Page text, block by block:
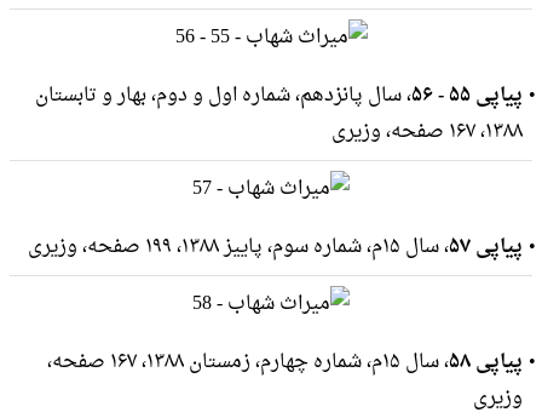
پیاپی ۵۵ - ۵۶
، سال پانزدهم، شماره اول و دوم، بهار و تابستان
۱۳۸۸، ۱۶۷ صفحه، وزيرى
پیاپی ۵۷ ، سال ۱۵م، شماره سوم، پاییز ۱۳۸۸، ۱۹۹ صفحه، وزيرى
پیاپی ۵۸
، سال ۱۵م، شماره چهارم، زمستان ۱۳۸۸، ۱۶۷ صفحه،
وزيرى